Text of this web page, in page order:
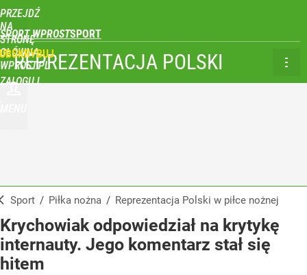
PRZEJDŹ
NA
STRONĘ
GŁÓWNĄ
WPROST.PL
SPORT WPROST
ZALOGUJ
REPREZENTACJA POLSKI
Sport / Piłka nożna / Reprezentacja Polski w piłce nożnej
Krychowiak odpowiedział na krytykę
internauty. Jego komentarz stał się
hitem